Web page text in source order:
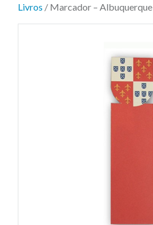
Livros / Marcador – Albuquerque